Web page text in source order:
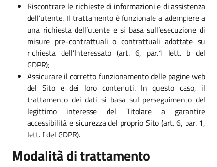
Riscontrare le richieste di informazioni e di assistenza
dell’utente. Il trattamento è funzionale a adempiere a
una richiesta dell’utente e si basa sull’esecuzione di
misure pre-contrattuali o contrattuali adottate su
richiesta dell’Interessato (art. 6, par.1 lett. b del
GDPR);
Assicurare il corretto funzionamento delle pagine web
del Sito e dei loro contenuti. In questo caso, il
trattamento dei dati si basa sul perseguimento del
legittimo interesse del Titolare a garantire
accessibilità e sicurezza del proprio Sito (art. 6, par. 1,
lett. f del GDPR).
Modalità di trattamento